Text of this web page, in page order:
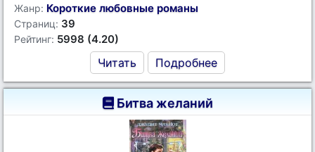
Жанр: Короткие любовные романы
Страниц: 39
Рейтинг: 5998 (4.20)
Читать Подробнее
Битва желаний